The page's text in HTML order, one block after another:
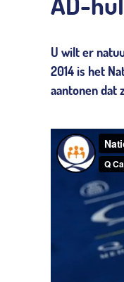
U wilt er
2014 is het
aantonen dat